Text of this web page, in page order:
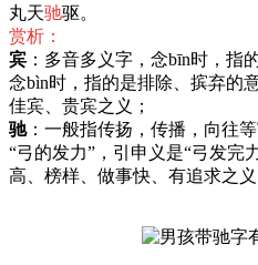
丸天驰驱。
赏析：
宾 ：多音多义字，念bīn时，指
念bìn时，指的是排除、摈弃的
佳宾、贵宾之义；
驰：一般指传扬，传播，向往
“弓的发力”，引申义是“弓发完
高、榜样、做事快、有追求之义